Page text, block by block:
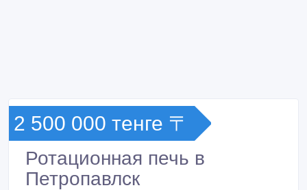
2 500 000 тенге 〒
Ротационная печь в
Петропавлск